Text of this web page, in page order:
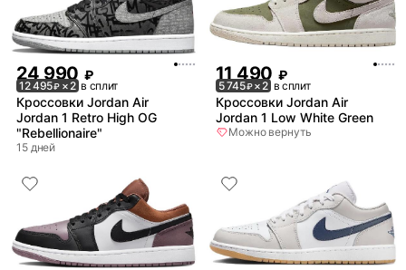
24 990 ₽
12 495₽ × 2 в сплит
Кроссовки Jordan Air
Jordan 1 Retro High OG
"Rebellionaire"
15 дней
11 490 ₽
5 745₽× 2 в сплит
Кроссовки Jordan Air
Jordan 1 Low White Green
Можно вернуть